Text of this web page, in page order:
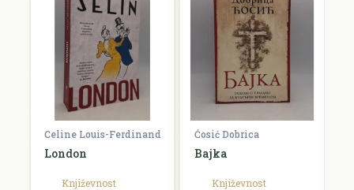
Celine Louis-Ferdinand
London
Književnost
Ćosić Dobrica
Bajka
Književnost